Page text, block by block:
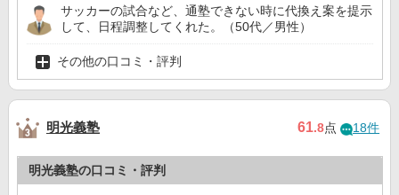
サッカーの試合など、通塾できない時に代換え案を提示
して、日程調整してくれた。（50代／男性）
その他の口コミ・評判
明光義塾 61.8点 18件
明光義塾の口コミ・評判